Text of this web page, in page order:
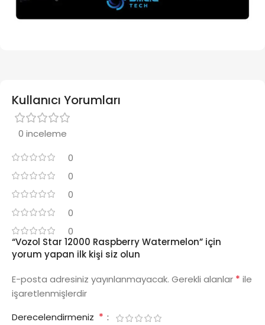
Kullanıcı Yorumları
0 inceleme
0
0
0
0
0
“Vozol Star 12000 Raspberry Watermelon” için
yorum yapan ilk kişi siz olun
E-posta adresiniz yayınlanmayacak. Gerekli alanlar * ile
işaretlenmişlerdir
Derecelendirmeniz *